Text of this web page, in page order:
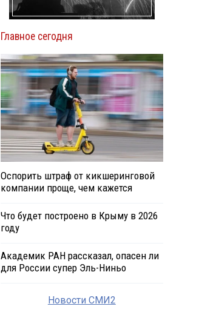
Главное сегодня
Оспорить штраф от кикшеринговой
компании проще, чем кажется
Что будет построено в Крыму в 2026
году
Академик РАН рассказал, опасен ли
для России супер Эль-Ниньо
Новости СМИ2